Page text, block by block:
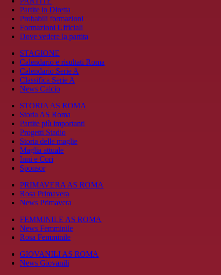
Partite in Diretta
Probabili formazioni
Formazioni Ufficiali
Dove vedere la partita
STAGIONE
Calendario e risultati Roma
Calendario Serie A
Classifica Serie A
News Calcio
STORIA AS ROMA
Storia AS Roma
Partite più importanti
Progetti Stadio
Storia delle maglie
Maglia attuale
Inni e Cori
Sponsor
PRIMAVERA AS ROMA
Rosa Primavera
News Primavera
FEMMINILE AS ROMA
News Femminile
Rosa Femminile
GIOVANILI AS ROMA
News Giovanili